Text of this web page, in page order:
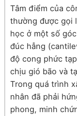
Tâm điểm của
thường được gọi
học ở một số
đúc hẫng
độ cong phức
chịu gió bão và
Trong quá trình
nhân đã phải
phong, minh